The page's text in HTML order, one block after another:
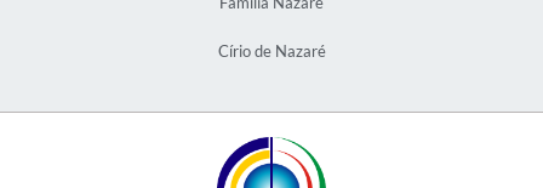
Círio de Nazaré